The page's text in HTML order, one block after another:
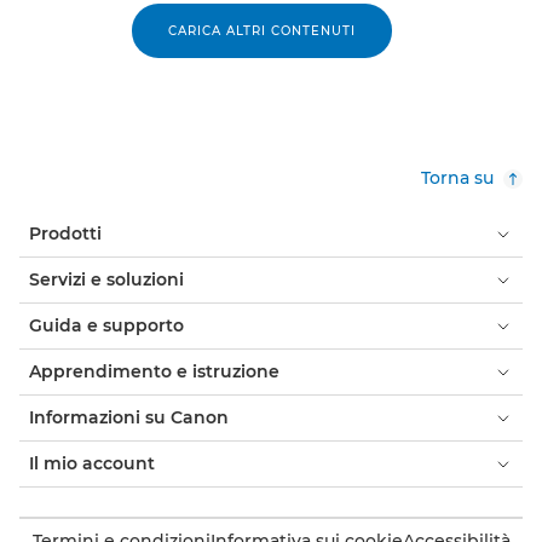
CARICA ALTRI CONTENUTI
Torna su
Prodotti
Servizi e soluzioni
Guida e supporto
Apprendimento e istruzione
Informazioni su Canon
Il mio account